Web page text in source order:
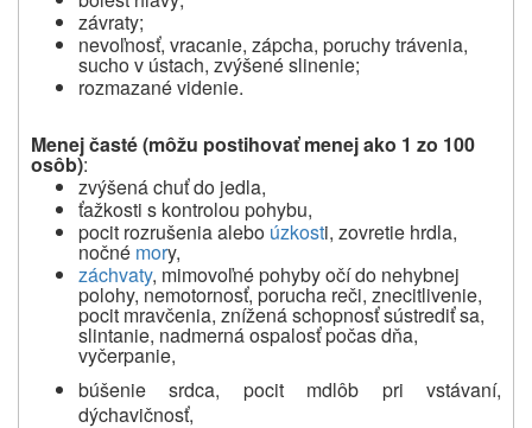
závraty;
nevoľnosť, vracanie, zápcha, poruchy trávenia,
sucho v ústach, zvýšené slinenie;
rozmazané videnie.
Menej časté (môžu postihovať menej ako 1 zo 100
osôb):
zvýšená chuť do jedla,
ťažkosti s kontrolou pohybu,
pocit rozrušenia alebo úzkosti, zovretie hrdla,
nočné mory,
záchvaty, mimovoľné pohyby očí do nehybnej
polohy, nemotornosť, porucha reči, znecitlivenie,
pocit mravčenia, znížená schopnosť sústrediť sa,
slintanie, nadmerná ospalosť počas dňa,
vyčerpanie,
búšenie srdca, pocit mdlôb pri vstávaní,
dýchavičnosť,